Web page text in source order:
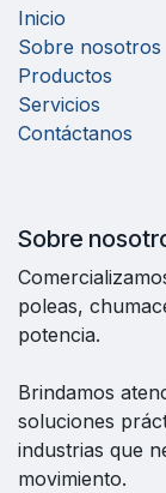
Inicio
Sobre nosotros
Productos
Servicios
Contáctanos
Sobre
poleas,
potencia.
Brindamos
soluciones
industrias que
movimiento.